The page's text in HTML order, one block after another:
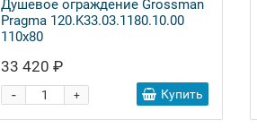
Душевое ограждение Grossman
Pragma 120.K33.03.1180.10.00
110x80
33 420 ₽
+
- Купить